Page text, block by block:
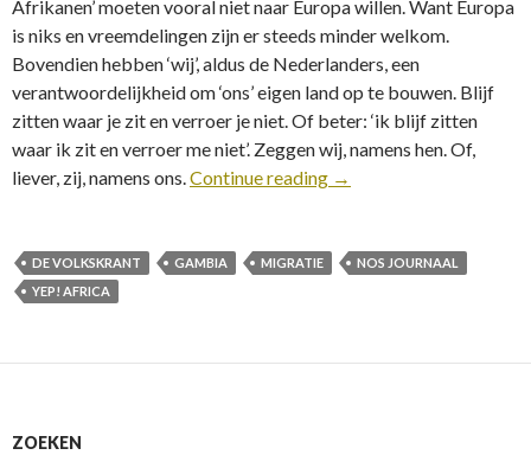
Afrikanen’ moeten vooral niet naar Europa willen. Want Europa
is niks en vreemdelingen zijn er steeds minder welkom.
Bovendien hebben ‘wij’, aldus de Nederlanders, een
verantwoordelijkheid om ‘ons’ eigen land op te bouwen. Blijf
zitten waar je zit en verroer je niet. Of beter: ‘ik blijf zitten
waar ik zit en verroer me niet’. Zeggen wij, namens hen. Of,
liever, zij, namens ons.Continue reading →
DE VOLKSKRANT GAMBIA MIGRATIE
NOS JOURNAAL
YEP! AFRICA
ZOEKEN